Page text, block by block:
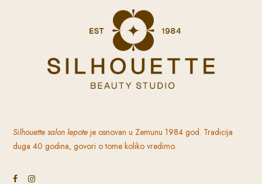
Silhouette salon lepoteje osnovan u Zemunu 1984 god. Tradicija
duga 40 godina, govori o tome koliko vredimo.